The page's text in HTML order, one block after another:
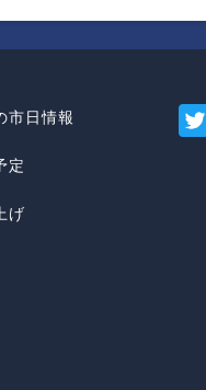
市日情報
定
げ